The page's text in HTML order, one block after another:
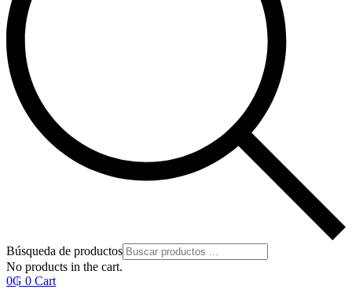
Búsqueda de productos
No products in the cart.
0₲ 0 Cart